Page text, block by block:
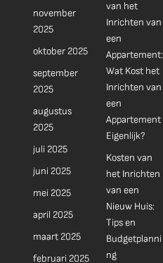
november
2025
oktober 2025
september
2025
augustus
2025
juli 2025
juni 2025
mei 2025
april 2025
maart 2025
februari 2025
van het
Inrichten van
een
Appartement:
Wat Kost het
Inrichten van
een
Appartement
Eigenlijk?
Kosten van
het Inrichten
van een
Nieuw Huis:
Tips en
Budgetplanni
ng